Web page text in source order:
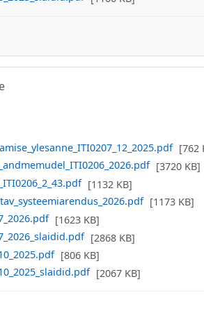
[762
[3720 KB]
[1132 KB]
[1173 KB]
[1623 KB]
[2868 KB]
[806 KB]
[2067 KB]